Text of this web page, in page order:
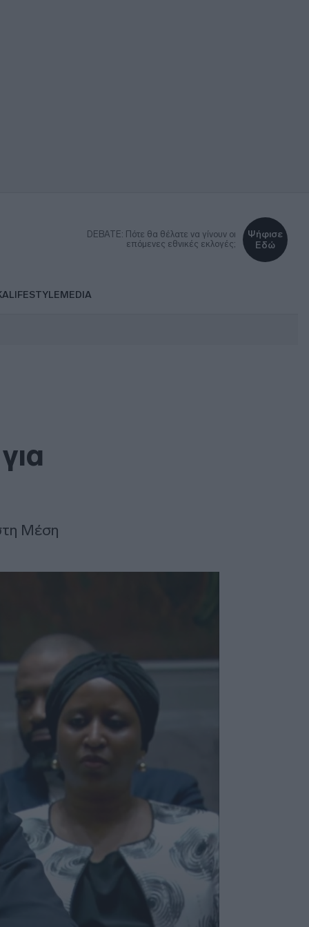
DEBATE: Πότε θα θέλατε να γίνουν οι
επόμενες εθνικές εκλογές;
Ψήφισε
Εδώ
LIFESTYLEMEDIA
Μέση